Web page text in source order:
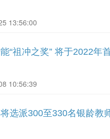
13:56:00
“祖冲之奖” 将于2022年
10:56:39
选派300至330名银龄教